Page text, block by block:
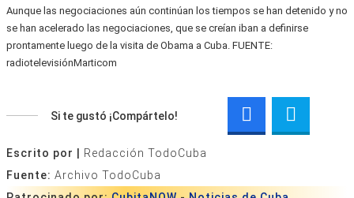
Aunque las negociaciones aún continúan los tiempos se han detenido y no
se han acelerado las negociaciones, que se creían iban a definirse
prontamente luego de la visita de Obama a Cuba. FUENTE:
radiotelevisiónMarticom
Si te gustó ¡Compártelo!
Escrito por |
Redacción TodoCuba
Fuente: Archivo TodoCuba